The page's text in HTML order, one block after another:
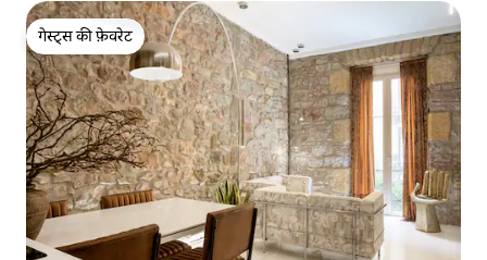
गेस्ट्स की फ़ेवरेट
गेस्ट्स की फ़ेवरेट